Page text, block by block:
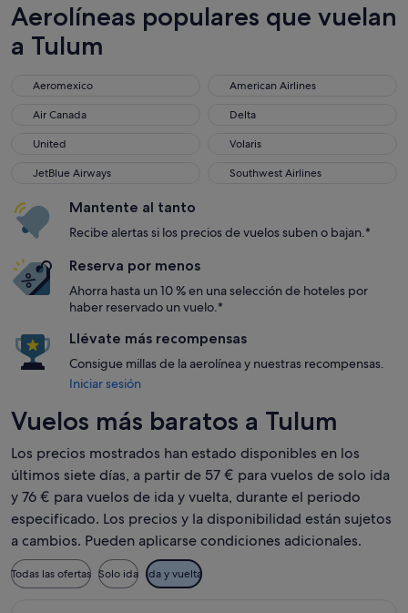
Aerolíneas populares que vuelan
a Tulum
Aeromexico
Aeromexico American Airlines
American Airlines
Air Canada
Air Canada Delta
Delta
United
United Volaris
Volaris
JetBlue Airways
JetBlue Airways Southwest Airlines
Southwest Airlines
Mantente al tanto
Recibe alertas si los precios de vuelos suben o bajan.*
Reserva por menos
Ahorra hasta un 10 % en una selección de hoteles por
haber reservado un vuelo.*
Llévate más recompensas
Consigue millas de la aerolínea y nuestras recompensas.
Iniciar sesión
Vuelos más baratos a Tulum
Los precios mostrados han estado disponibles en los
últimos siete días, a partir de 57 € para vuelos de solo ida
y 76 € para vuelos de ida y vuelta, durante el periodo
especificado. Los precios y la disponibilidad están sujetos
a cambios. Pueden aplicarse condiciones adicionales.
Todas las ofertas Solo ida Ida y vuelta